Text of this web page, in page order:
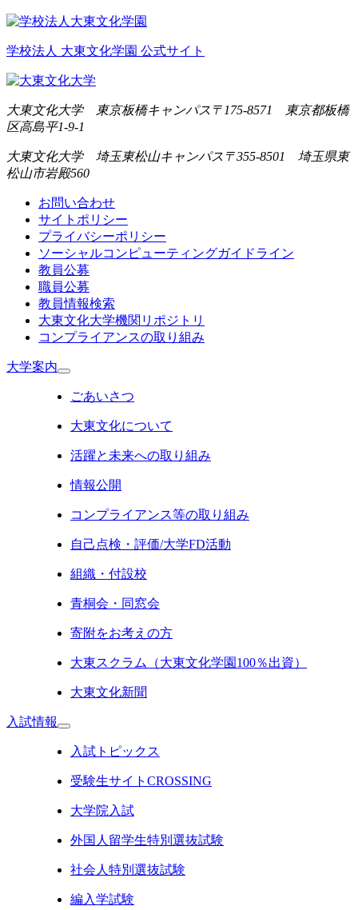
学校法人 大東文化学園 公式サイト
大東文化大学 東京板橋キャンパス 〒175-8571 東京都板橋
区高島平1-9-1
大東文化大学 埼玉東松山キャンパス 〒355-8501 埼玉県東
松山市岩殿560
お問い合わせ
サイトポリシー
プライバシーポリシー
ソーシャルコンピューティングガイドライン
教員公募
職員公募
教員情報検索
大東文化大学機関リポジトリ
コンプライアンスの取り組み
大学案内
ごあいさつ
大東文化について
活躍と未来への取り組み
情報公開
コンプライアンス等の取り組み
自己点検・評価/大学FD活動
組織・付設校
青桐会・同窓会
寄附をお考えの方
大東スクラム（大東文化学園100％出資）
大東文化新聞
入試情報
入試トピックス
受験生サイトCROSSING
大学院入試
外国人留学生特別選抜試験
社会人特別選抜試験
編入学試験